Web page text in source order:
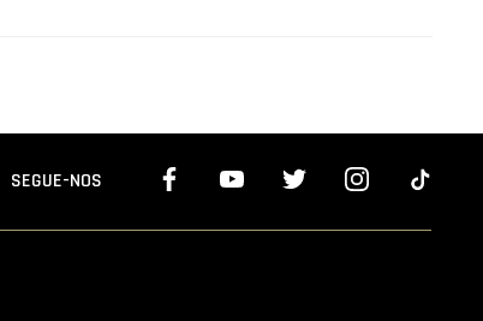
SEGUE-NOS